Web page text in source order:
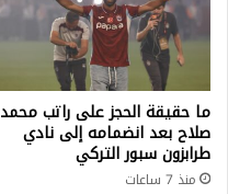
ما حقيقة الحجز على راتب محمد
صلاح بعد انضمامه إلى نادي
طرابزون سبور التركي
منذ 7 ساعات